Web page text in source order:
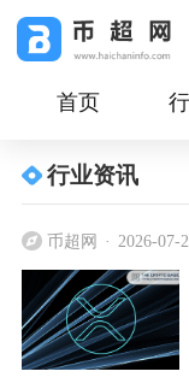
首页
行业资讯
币超网 2026-07-